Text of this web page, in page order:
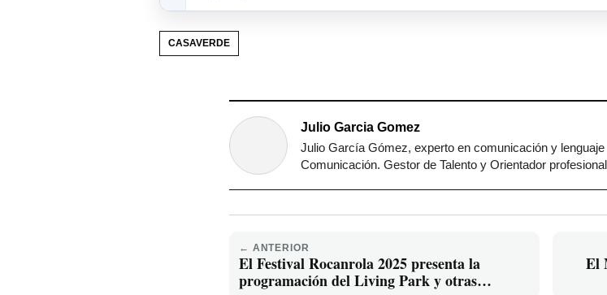
CASAVERDE
Julio Garcia Gomez
Julio García Gómez, experto en comunicación y
Comunicación. Gestor de Talento y Orientador
← ANTERIOR
El Festival Rocanrola 2025 presenta la
programación del Living Park y otras
El